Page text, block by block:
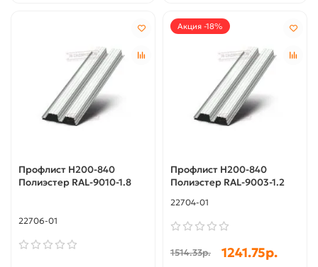
Профлист Н200-840
Полиэстер RAL-9010-1.8
22706-01
Акция -18%
Профлист Н200-840
Полиэстер RAL-9003-1.2
22704-01
1514.33р. 1241.75р.